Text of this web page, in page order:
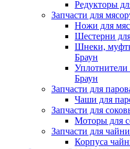
Редукторы
Запчасти для
Ножи для
Шестерни
Шнеки,
Браун
Уплотнители
Браун
Запчасти для
Чаши для
Запчасти для
Моторы для
Запчасти для
Корпуса